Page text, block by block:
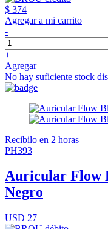
$ 374
Agregar a mi carrito
-
+
Agregar
No hay suficiente stock
Recibilo en 2 horas
PH393
Auricular Flow
Negro
USD 27